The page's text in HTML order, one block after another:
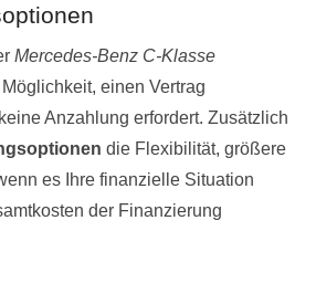
Mercedes-Benz C-Klasse
einen Vertrag
Anzahlung erfordert. Zusätzlich
die Flexibilität, größere
es Ihre finanzielle Situation
der Finanzierung